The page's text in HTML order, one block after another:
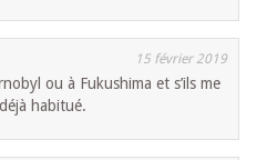
15 février 2019
ou à Fukushima et s’ils me
habitué.